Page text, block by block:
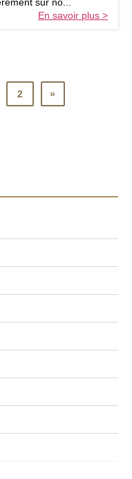
En savoir plus >
2 »